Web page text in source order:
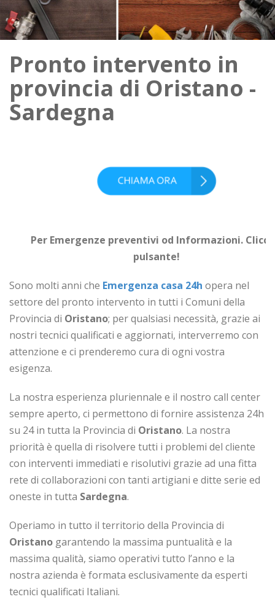
Pronto intervento in
provincia di Oristano -
Sardegna
Per Emergenze preventivi od Informazioni.
pulsante!
Sono molti anni che Emergenza casa 24h opera nel
settore del pronto intervento in tutti i Comuni della
Provincia di Oristano; per qualsiasi necessità, grazie ai
nostri tecnici qualificati e aggiornati, interverremo con
attenzione e ci prenderemo cura di ogni vostra
esigenza.
La nostra esperienza pluriennale e il nostro call center
sempre aperto, ci permettono di fornire assistenza 24h
su 24 in tutta la Provincia di Oristano. La nostra
priorità è quella di risolvere tutti i problemi del cliente
con interventi immediati e risolutivi grazie ad una fitta
rete di collaborazioni con tanti artigiani e ditte serie ed
oneste in tutta Sardegna.
Operiamo in tutto il territorio della Provincia di
Oristano garantendo la massima puntualità e la
massima qualità, siamo operativi tutto l’anno e la
nostra azienda è formata esclusivamente da esperti
tecnici qualificati Italiani.